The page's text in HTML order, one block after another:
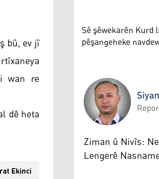
bû, ev jî
wan re
dê heta
Ekinci
Sê şêwekarên Kurd
pêşangeheke
Siyamend Brim
Ziman û Nivîs:
Lengerê